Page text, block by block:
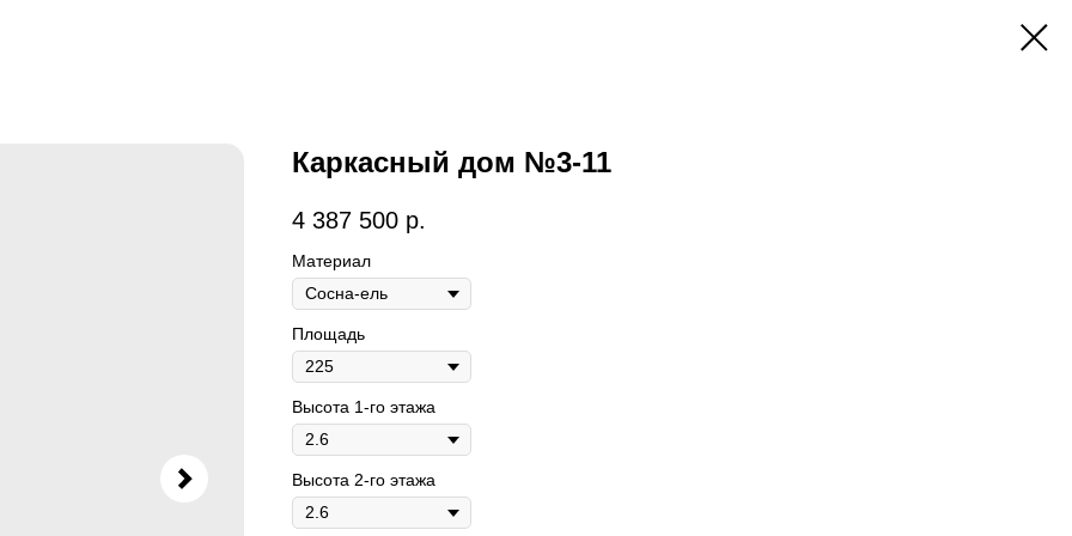
Каркасный дом №3-11
4 387 500 р.
Материал
Площадь
Высота 1-го этажа
Высота 2-го этажа